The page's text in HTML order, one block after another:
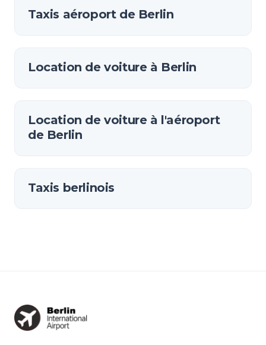
Taxis aéroport de Berlin
Location de voiture à Berlin
Location de voiture à l'aéroport
de Berlin
Taxis berlinois